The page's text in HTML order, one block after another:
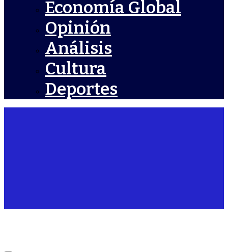
Economía Global
Opinión
Análisis
Cultura
Deportes